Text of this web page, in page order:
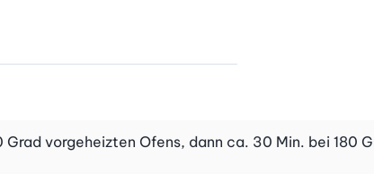
vorgeheizten Ofens, dann ca. 30 Min. bei 180